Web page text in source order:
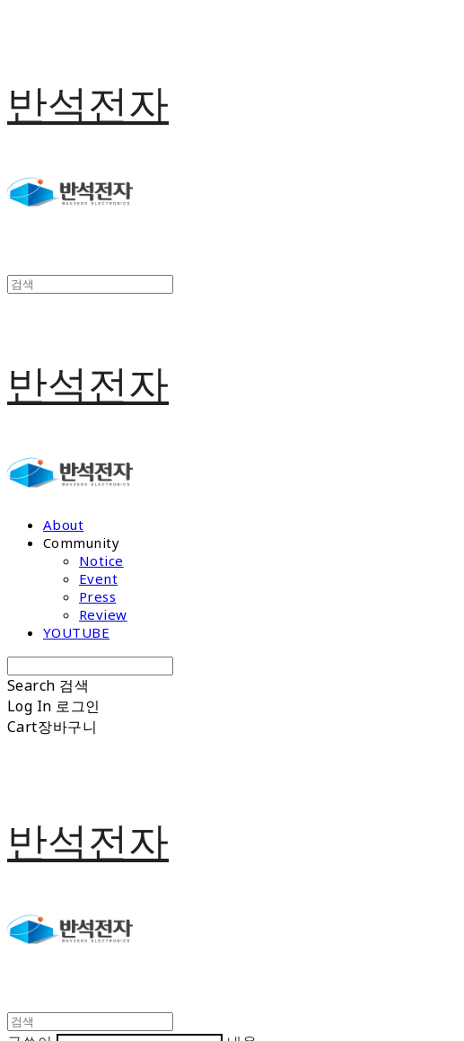
반석전자
반석전자
About
Community
Notice
Event
Press
Review
YOUTUBE
Search 검색
Log In 로그인
Cart장바구니
반석전자